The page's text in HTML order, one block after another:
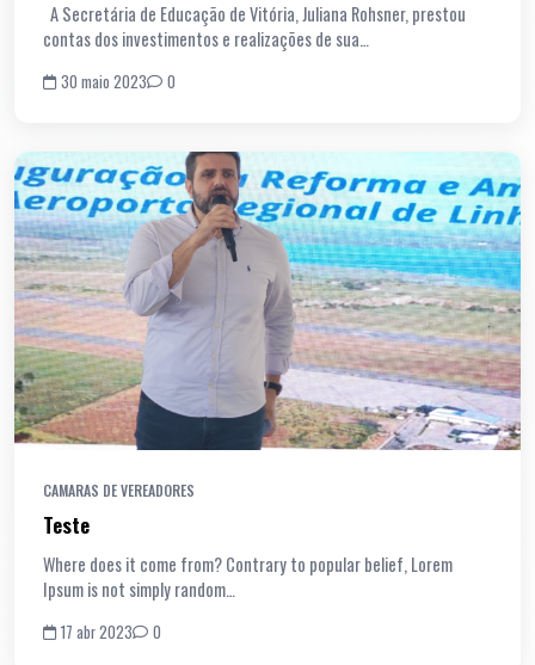
A Secretária de Educação de Vitória, Juliana Rohsner, prestou
contas dos investimentos e realizações de sua…
30 maio 2023 0
CAMARAS DE VEREADORES
Teste
Where does it come from? Contrary to popular belief, Lorem
Ipsum is not simply random…
17 abr 2023 0